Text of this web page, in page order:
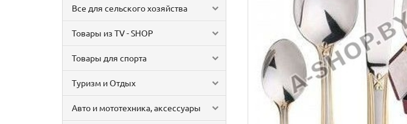
Все для сельского хозяйства
Товары из TV - SHOP
Товары для спорта
Туризм и Отдых
Авто и мототехника, аксессуары